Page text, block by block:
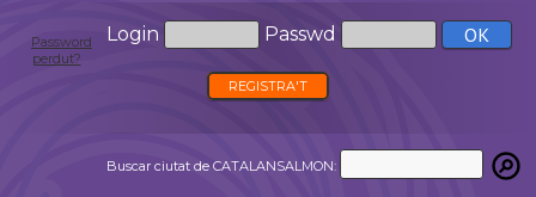
Login Passwd
Password
perdut?
REGISTRA'T
Buscar ciutat de CATALANSALMON: